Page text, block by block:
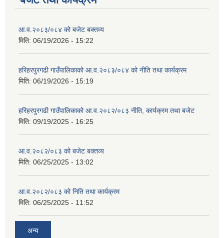
आ.व.२०८३/०८४ को बजेट बक्तव्य
मिति: 06/19/2026 - 15:22
हरिहरपुरगढी गाउँपालिकाको आ.व.२०८३/०८४ को नीति तथा कार्यक्रम
मिति: 06/19/2026 - 15:19
हरिहरपुरगढी गाउँपालिकाको आ.व.२०८२/०८३ नीति, कार्यक्रम तथा बजेट
मिति: 09/19/2025 - 16:25
आ.व.२०८२/०८३ को बजेट बक्तव्य
मिति: 06/25/2025 - 13:02
आ.व.२०८२/०८३ को निति तथा कार्यक्रम
मिति: 06/25/2025 - 11:52
अन्य